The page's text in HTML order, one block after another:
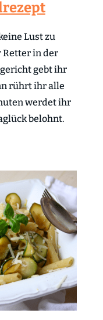
Lust zu
in der
gebt ihr
rührt ihr alle
werdet ihr
belohnt.